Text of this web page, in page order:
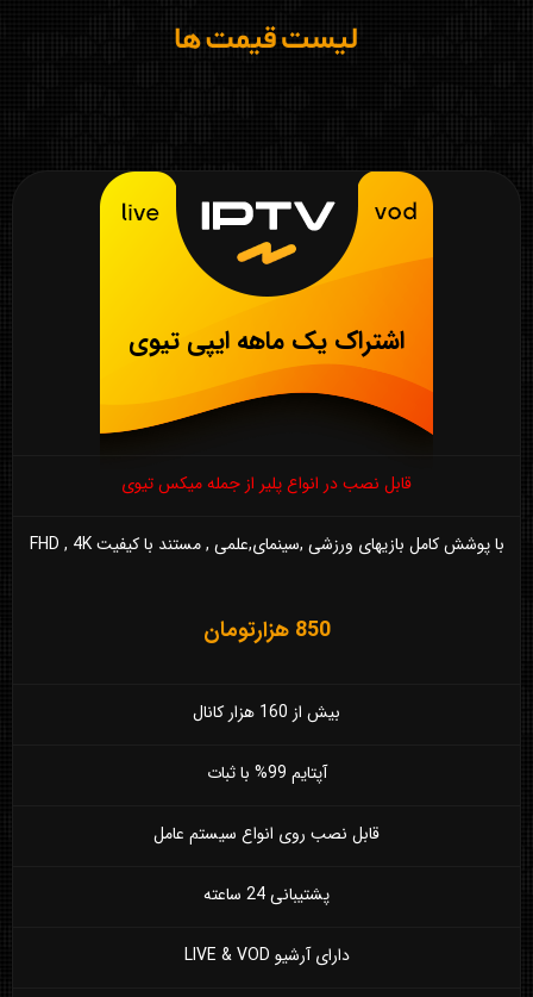
اشتراک یک ماهه ایپی تیوی
قابل نصب در انواع پلیر از جمله میکس تیوی
با پوشش کامل بازیهای ورزشی ,سینمای,علمی , مستند با کیفیت FHD , 4K
850 هزارتومان
بیش از 160 هزار کانال
آپتایم 99% با ثبات
قابل نصب روی انواع سیستم عامل
پشتیبانی 24 ساعته
دارای آرشیو LIVE & VOD